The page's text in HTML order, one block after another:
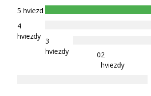
5 hviezd
4
hviezdy
3
hviezdy
02
hviezdy